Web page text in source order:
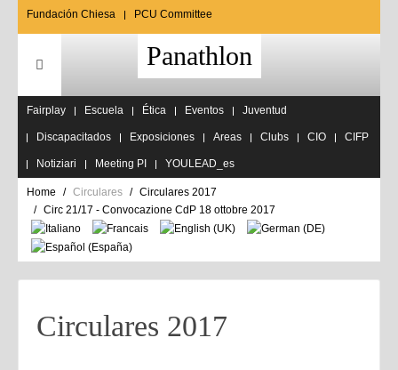
Fundación Chiesa PCU Committee
Panathlon
Fairplay Escuela Ética Eventos Juventud
Discapacitados Exposiciones Areas Clubs CIO CIFP
Notiziari Meeting PI YOULEAD_es
Home Circulares
Circulares 2017
Circ 21/17 - Convocazione CdP 18 ottobre 2017
Circulares 2017